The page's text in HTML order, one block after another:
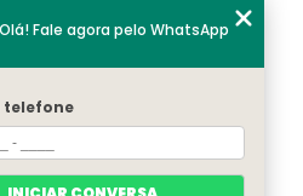
98784-6664
MENU
Home
somos
Olá! Fale agora pelo WhatsApp
telefone